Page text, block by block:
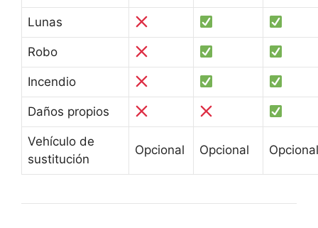
Lunas
Robo
Incendio
Daños propios
Vehículo de
sustitución
Opcional Opcional Opcional